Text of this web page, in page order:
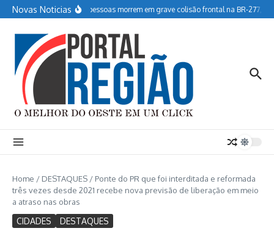
Ir para o conteúdo
Novas NoticiasDuas pessoas morrem em grave colisão frontal na BR-277, em
Home / DESTAQUES / Ponte do PR que foi interditada e reformada
três vezes desde 2021 recebe nova previsão de liberação em meio
a atraso nas obras
CIDADES DESTAQUES